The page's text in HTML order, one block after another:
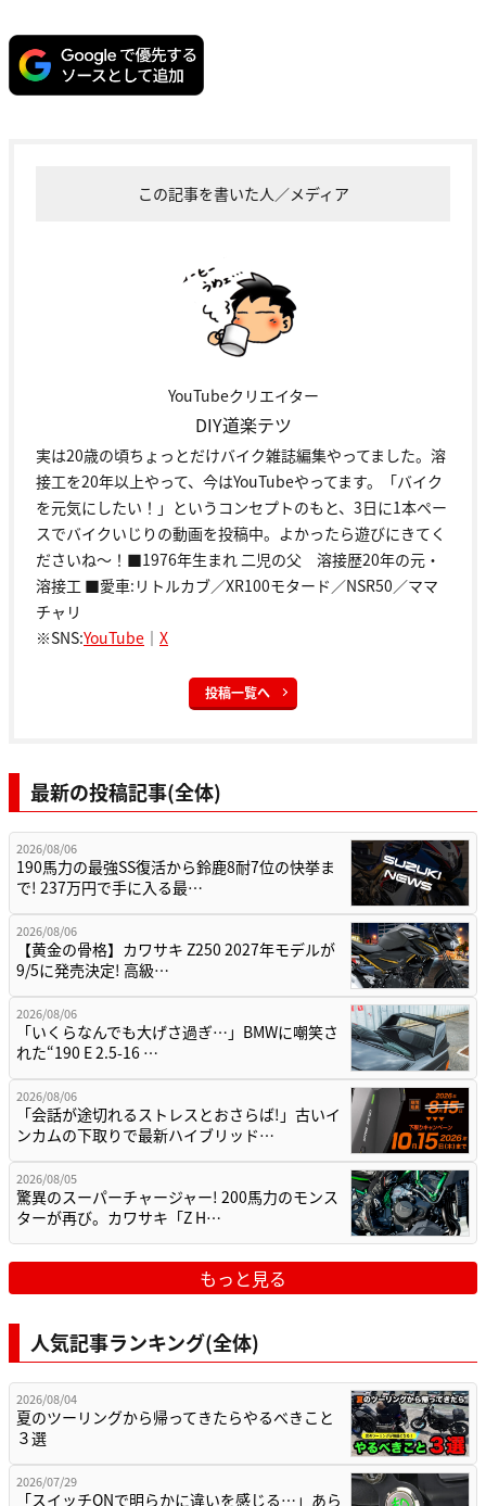
この記事を書いた人／メディア
YouTubeクリエイター
DIY道楽テツ
実は20歳の頃ちょっとだけバイク雑誌編集やってました。溶
接工を20年以上やって、今はYouTubeやってます。「バイク
を元気にしたい！」というコンセプトのもと、3日に1本ペー
スでバイクいじりの動画を投稿中。よかったら遊びにきてく
ださいね～！■1976年生まれ 二児の父 溶接歴20年の元・
溶接工 ■愛車:リトルカブ／XR100モタード／NSR50／ママ
チャリ
※SNS:YouTube ｜ X
投稿一覧へ
最新の投稿記事(全体)
2026/08/06
190馬力の最強SS復活から鈴鹿8耐7位の快挙ま
で! 237万円で手に入る最…
2026/08/06
【黄金の骨格】カワサキ Z250 2027年モデルが
9/5に発売決定! 高級…
2026/08/06
「いくらなんでも大げさ過ぎ…」BMWに嘲笑さ
れた“190 E 2.5-16 …
2026/08/06
「会話が途切れるストレスとおさらば!」古いイ
ンカムの下取りで最新ハイブリッド…
2026/08/05
驚異のスーパーチャージャー! 200馬力のモンス
ターが再び。カワサキ「Z H…
もっと見る
人気記事ランキング(全体)
2026/08/04
夏のツーリングから帰ってきたらやるべきこと
３選
2026/07/29
「スイッチONで明らかに違いを感じる…」あら